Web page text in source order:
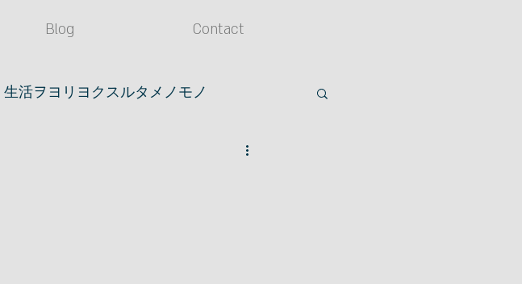
Blog Contact
生活ヲヨリヨクスルタメノモノ
アクセサリー